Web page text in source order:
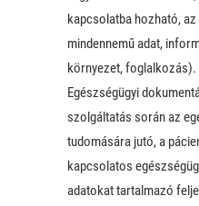
kapcsolatba hozható,
mindennemű adat,
környezet, foglalkozás).
Egészségügyi
szolgáltatás során az
tudomására jutó, a
kapcsolatos
adatokat tartalmazó